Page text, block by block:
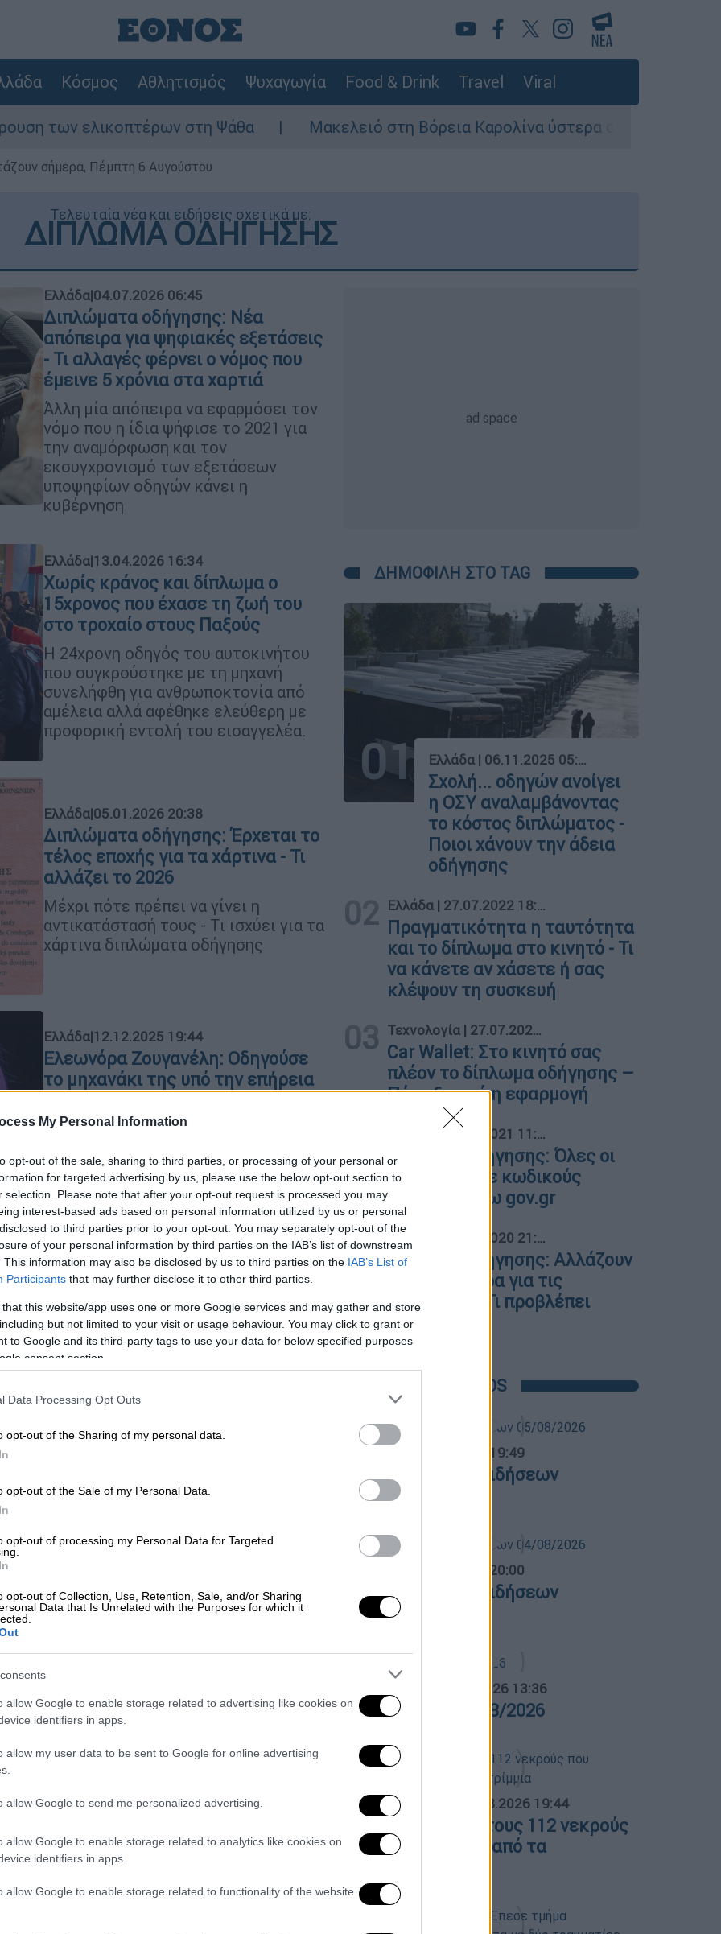
My Personal Information
opt-out of the sale, sharing to third parties, or processing of your personal or
for targeted advertising by us, please use the below opt-out section to
selection. Please note that after your opt-out request is processed you may
interest-based ads based on personal information utilized by us or personal
to third parties prior to your opt-out. You may separately opt-out of the
of your personal information by third parties on the IAB’s list of downstream
This information may also be disclosed by us to third parties on the IAB’s List of
Participants that may further disclose it to other third parties.
that this website/app uses one or more Google services and may gather and store
but not limited to your visit or usage behaviour. You may click to grant or
to Google and its third-party tags to use your data for below specified purposes
consent section.
Data Processing Opt Outs
opt-out of the Sharing of my personal data.
opt-out of the Sale of my Personal Data.
opt-out of processing my Personal Data for Targeted
opt-out of Collection, Use, Retention, Sale, and/or Sharing
Data that Is Unrelated with the Purposes for which it
allow Google to enable storage related to advertising like cookies on
identifiers in apps.
allow my user data to be sent to Google for online advertising
allow Google to send me personalized advertising.
allow Google to enable storage related to analytics like cookies on
identifiers in apps.
allow Google to enable storage related to functionality of the website
Κόσμος Αθλητισμός Ψυχαγωγία Food & Drink Travel Viral
στη Ψάθα Μακελειό στη Βόρεια Καρολίνα ύστερα από πυροβολισμούς: Νεκροί
σήμερα, Πέμπτη 6 Αυγούστου
Τελευταία νέα και ειδήσεις σχετικά με:
ΔΙΠΛΩΜΑ ΟΔΗΓΗΣΗΣ
Ελλάδα|04.07.2026 06:45
Διπλώματα οδήγησης: Νέα
απόπειρα για ψηφιακές εξετάσεις
- Τι αλλαγές φέρνει ο νόμος που
έμεινε 5 χρόνια στα χαρτιά
Άλλη μία απόπειρα να εφαρμόσει τον
νόμο που η ίδια ψήφισε το 2021 για
την αναμόρφωση και τον
εκσυγχρονισμό των εξετάσεων
υποψηφίων οδηγών κάνει η
κυβέρνηση
Ελλάδα|13.04.2026 16:34
Χωρίς κράνος και δίπλωμα ο
15χρονος που έχασε τη ζωή του
στο τροχαίο στους Παξούς
Η 24χρονη οδηγός του αυτοκινήτου
που συγκρούστηκε με τη μηχανή
συνελήφθη για ανθρωποκτονία από
αμέλεια αλλά αφέθηκε ελεύθερη με
προφορική εντολή του εισαγγελέα.
Ελλάδα|05.01.2026 20:38
Διπλώματα οδήγησης: Έρχεται το
τέλος εποχής για τα χάρτινα - Τι
αλλάζει το 2026
Μέχρι πότε πρέπει να γίνει η
αντικατάστασή τους - Τι ισχύει για τα
χάρτινα διπλώματα οδήγησης
Ελλάδα|12.12.2025 19:44
Ελεωνόρα Ζουγανέλη: Οδηγούσε
το μηχανάκι της υπό την επήρεια
δίπλωμα
ημέρες και θα πληρώσει διοικητικό
πρόστιμο 350 ευρώ
Αθλητισμός|06.12.2025 14:27
Τσιτσιπάς: Διορία για να
παραδώσει το δίπλωμα οδήγησης
μετά τα 213 χλμ. στην Αττική Οδό
Σε εκκρεμότητα η παράδοση του
αφαιρέθηκε από τον Στέφανο
τέλος σε όσους έχουν κατέβει από
Από την Δευτέρα 1η Δεκεμβρίου
2025 - Καθοριστικής σημασίας το
επιτροπής
Ελλάδα|20.11.2025 12:10
χλμ/ώρα
Πρόστιμο 2.000 ευρώ και αφαίρεση
διπλώματος για έναν χρόνο
ΔΗΜΟΦΙΛΗ ΣΤΟ TAG
01 Ελλάδα | 06.11.2025 05:40
Σχολή... οδηγών ανοίγει
η ΟΣΥ αναλαμβάνοντας
το κόστος διπλώματος -
Ποιοι χάνουν την άδεια
οδήγησης
02 Ελλάδα | 27.07.2022 18:58
Πραγματικότητα η ταυτότητα
και το δίπλωμα στο κινητό - Τι
να κάνετε αν χάσετε ή σας
κλέψουν τη συσκευή
03 Τεχνολογία | 27.07.2022 10:59
Car Wallet: Στο κινητό σας
πλέον το δίπλωμα οδήγησης –
Πότε ξεκινά η εφαρμογή
27.05.2021 11:15
Δίπλωμα οδήγησης: Όλες οι
υπηρεσίες με κωδικούς
taxisnet μέσω gov.gr
05 Ελλάδα 17.07.2020 21:06
Δίπλωμα οδήγησης: Αλλάζουν
ξανά τα μέτρα για τις
εξετάσεις - Τι προβλέπει
εγκύκλιος
POPULAR VIDEOS
05.08.2026 19:49
Κεντρικό δελτίο ειδήσεων
05/08/2026
04.08.2026 20:00
Κεντρικό δελτίο ειδήσεων
04/08/2026
05.08.2026 13:36
Ώρα Ελλάδος 05/08/2026
ΑΠΟΣΠΑΣΜΑΤΑ... 05.08.2026 19:44
Γάζα: Θρήνος για τους 112 νεκρούς
που ανασύρθηκαν από τα